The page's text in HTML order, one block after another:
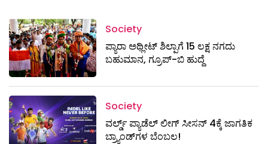
Society
ಪ್ಯಾರಾ ಅಥ್ಲೀಟ್ ಶಿಲ್ಪಾಗೆ 15 ಲಕ್ಷ ನಗದು
ಬಹುಮಾನ, ಗ್ರೂಪ್-ಬಿ ಹುದ್ದೆ
Society
ವರ್ಲ್ಡ್ ಪ್ಯಾಡೆಲ್ ಲೀಗ್ ಸೀಸನ್ 4ಕ್ಕೆ ಜಾಗತಿಕ
ಬ್ರ್ಯಾಂಡ್‌ಗಳ ಬೆಂಬಲ!